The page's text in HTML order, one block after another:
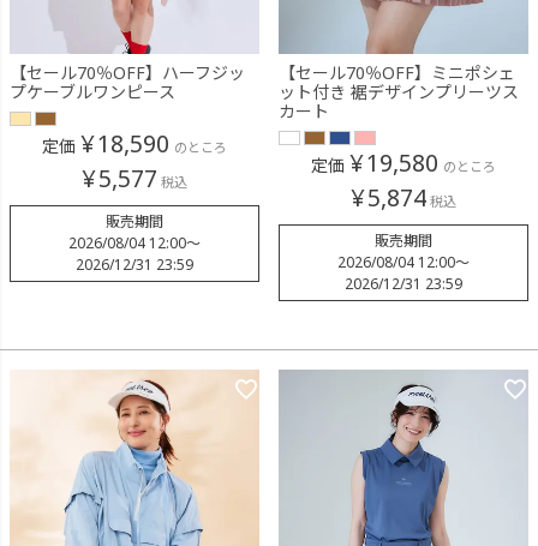
【セール70％OFF】ハーフジッ
プケーブルワンピース
定価 ¥18,590 のところ
¥5,577 税込
販売期間
2026/08/04 12:00〜
2026/12/31 23:59
【セール70％OFF】ミニポシェ
ット付き 裾デザインプリーツス
カート
定価 ¥19,580 のところ
¥5,874 税込
販売期間
2026/08/04 12:00〜
2026/12/31 23:59